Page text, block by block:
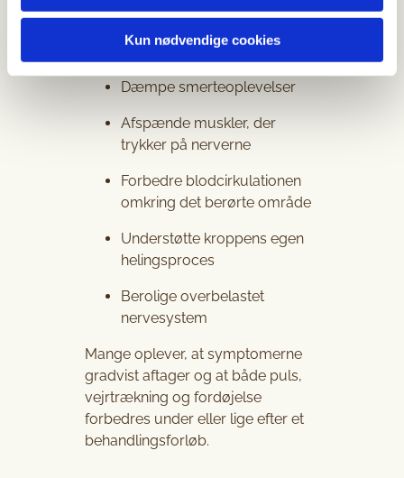
Kun nødvendige cookies
hvor nerverne er irriteret.
Behandlingen kan blandt andet:
Dæmpe smerteoplevelser
Afspænde muskler, der
trykker på nerverne
Forbedre blodcirkulationen
omkring det berørte område
Understøtte kroppens egen
helingsproces
Berolige overbelastet
nervesystem
Mange oplever, at symptomerne
gradvist aftager og at både puls,
vejrtrækning og fordøjelse
forbedres under eller lige efter et
behandlingsforløb.